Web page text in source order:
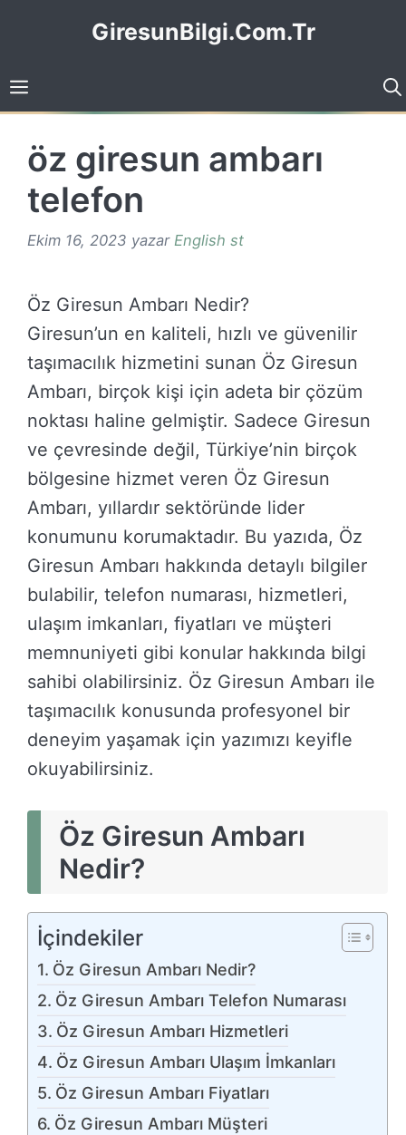
GiresunBilgi.Com.Tr
öz giresun ambarı
telefon
Ekim 16, 2023 yazar English st
Öz Giresun Ambarı Nedir?
Giresun’un en kaliteli, hızlı ve güvenilir
taşımacılık hizmetini sunan Öz Giresun
Ambarı, birçok kişi için adeta bir çözüm
noktası haline gelmiştir. Sadece Giresun
ve çevresinde değil, Türkiye’nin birçok
bölgesine hizmet veren Öz Giresun
Ambarı, yıllardır sektöründe lider
konumunu korumaktadır. Bu yazıda, Öz
Giresun Ambarı hakkında detaylı bilgiler
bulabilir, telefon numarası, hizmetleri,
ulaşım imkanları, fiyatları ve müşteri
memnuniyeti gibi konular hakkında bilgi
sahibi olabilirsiniz. Öz Giresun Ambarı ile
taşımacılık konusunda profesyonel bir
deneyim yaşamak için yazımızı keyifle
okuyabilirsiniz.
Öz Giresun Ambarı
Nedir?
İçindekiler
Öz Giresun Ambarı Nedir?
Öz Giresun Ambarı Telefon Numarası
Öz Giresun Ambarı Hizmetleri
Öz Giresun Ambarı Ulaşım İmkanları
Öz Giresun Ambarı Fiyatları
Öz Giresun Ambarı Müşteri